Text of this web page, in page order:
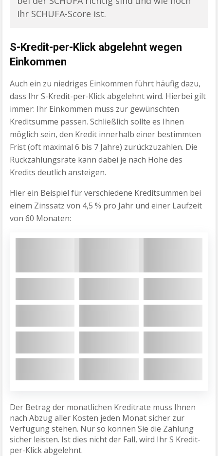
Ihr SCHUFA-Score ist.
S-Kredit-per-Klick abgelehnt wegen
Einkommen
Auch ein zu niedriges Einkommen führt häufig dazu,
dass Ihr S-Kredit-per-Klick abgelehnt wird. Hierbei gilt
immer: Ihr Einkommen muss zur gewünschten
Kreditsumme passen. Schließlich sollte es Ihnen
möglich sein, den Kredit innerhalb einer bestimmten
Frist (oft maximal 6 bis 7 Jahre) zurückzuzahlen. Die
Rückzahlungsrate kann dabei je nach Höhe des
Kredits deutlich ansteigen.
Hier ein Beispiel für verschiedene Kreditsummen bei
einem Zinssatz von 4,5 % pro Jahr und einer Laufzeit
von 60 Monaten:
Der Betrag der monatlichen Kreditrate muss Ihnen
nach Abzug aller Kosten jeden Monat sicher zur
Verfügung stehen. Nur so können Sie die Zahlung
sicher leisten. Ist dies nicht der Fall, wird Ihr S Kredit-
per-Klick abgelehnt.